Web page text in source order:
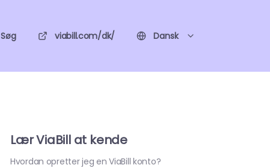
Søg viabill.com/dk/ Dansk
Lær ViaBill at kende
Hvordan opretter jeg en ViaBill konto?